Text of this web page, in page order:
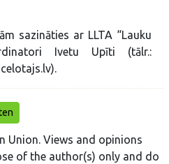
sazināties ar LLTA “Lauku
Ivetu Upīti (tālr.:
Union. Views and opinions
of the author(s) only and do